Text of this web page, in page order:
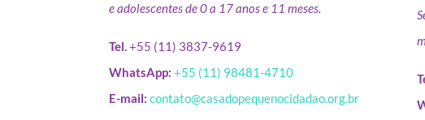
e adolescentes de 0 a 17 anos e 11 meses.
Tel.+55 (11) 3837-9619
WhatsApp: +55 (11) 98481-4710
E-mail: contato@casadopequenocidadao.org.br